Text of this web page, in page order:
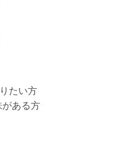
たい方
ある方